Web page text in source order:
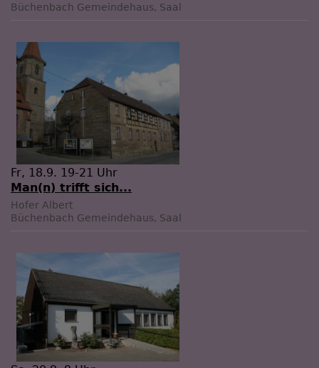
Büchenbach Gemeindehaus, Saal
Fr, 18.9. 19-21 Uhr
Man(n) trifft sich...
Hofer Albert
Büchenbach Gemeindehaus, Saal